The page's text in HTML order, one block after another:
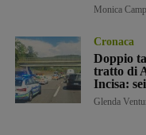
Monica
Cronaca
Doppio
tratto di
Incisa:
Glenda